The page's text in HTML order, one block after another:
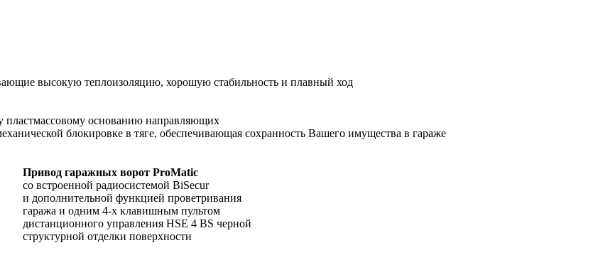
высокую теплоизоляцию, хорошую стабильность и плавный ход
пластмассовому основанию направляющих
блокировке в тяге, обеспечивающая сохранность Вашего имущества в гараже
Привод гаражных ворот ProMatic
со встроенной радиосистемой BiSecur
и дополнительной функцией проветривания
гаража и одним 4-х клавишным пультом
дистанционного управления HSE 4 BS черной
структурной отделки поверхности